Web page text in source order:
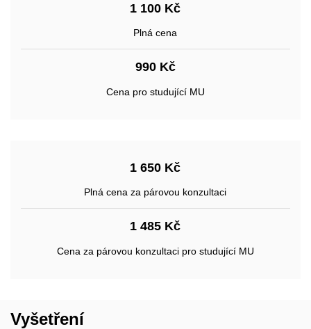
1 100 Kč
Plná cena
990 Kč
Cena pro studující MU
1 650 Kč
Plná cena za párovou konzultaci
1 485 Kč
Cena za párovou konzultaci pro studující MU
Vyšetření